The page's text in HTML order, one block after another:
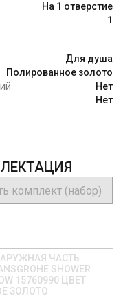
На 1 отверстие
1
Для душа
Полированное золото
Нет
Нет
комплект (набор)
ЧАСТЬ
SHOWER
15760990 ЦВЕТ
ЗОЛОТО